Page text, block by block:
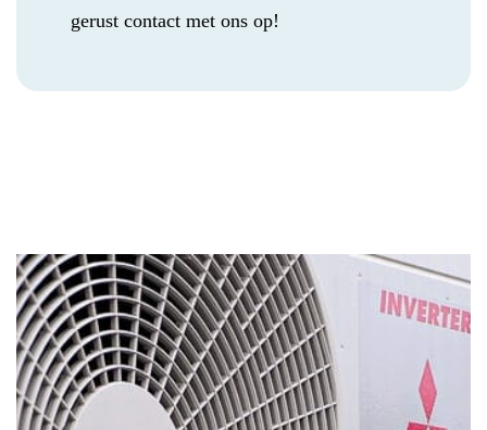
gerust contact met ons op!